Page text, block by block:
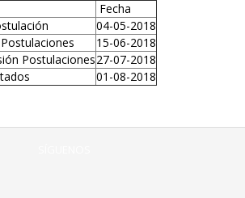
Fecha
04-05-2018
15-06-2018
Postulaciones27-07-2018
01-08-2018